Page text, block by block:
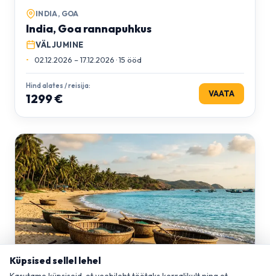
INDIA, GOA
India, Goa rannapuhkus
VÄLJUMINE
02.12.2026 – 17.12.2026 · 15 ööd
Hind alates / reisija:
1299 € VAATA
Küpsised sellel lehel